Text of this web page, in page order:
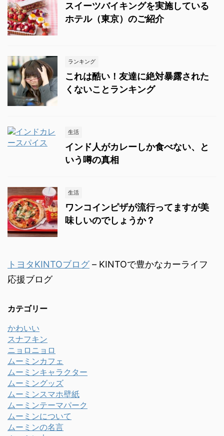
スイーツバイキングを実施している
ホテル（東京）のご紹介
ランキング
これは酷い！友達に絶対暴露された
くないことランキング
生活
インド人がカレーしか食べない、と
いう噂の真相
生活
ワンコインピザが流行ってますが美
味しいのでしょうか？
トヨタKINTOブログ– KINTOで豊かなカーライフ
応援ブログ
カテゴリー
かわいい
スナフキン
ニョロニョロ
ムーミンカフェ
ムーミンキャラクター
ムーミングッズ
ムーミンスマホ壁紙
ムーミンテーマパーク
ムーミンについて
ムーミンの名言